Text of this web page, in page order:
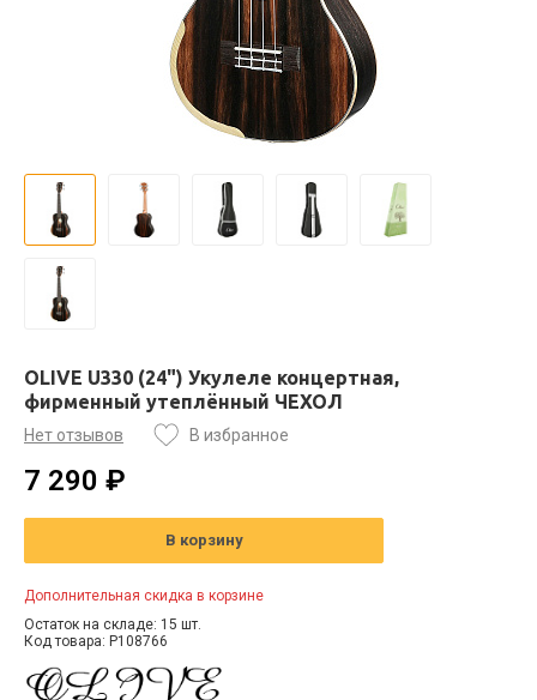
OLIVE U330 (24") Укулеле концертная,
фирменный утеплённый ЧЕХОЛ
Нет отзывов В избранное
7 290 ₽
В корзину
Дополнительная скидка в корзине
Остаток на складе: 15 шт.
Код товара: P108766